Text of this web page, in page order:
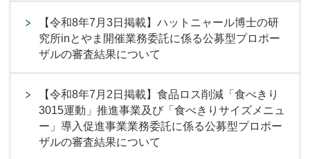
【令和8年7月3日掲載】ハットニャール博士の研
究所inとやま開催業務委託に係る公募型プロポー
ザルの審査結果について
【令和8年7月2日掲載】食品ロス削減「食べきり
3015運動」推進事業及び「食べきりサイズメニュ
ー」導入促進事業業務委託に係る公募型プロポー
ザルの審査結果について